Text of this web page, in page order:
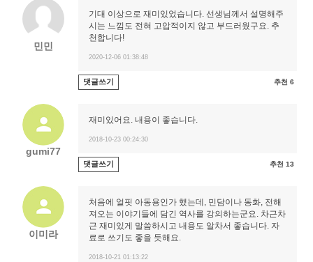
민민
기대 이상으로 재미있었습니다. 선생님께서 설명해주
시는 느낌도 전혀 고압적이지 않고 부드러웠구요. 추
천합니다!
2020-12-06 01:38:48
댓글쓰기 추천 6
gumi77
재미있어요. 내용이 좋습니다.
2018-10-23 00:24:30
댓글쓰기 추천 13
이미라
처음에 얼핏 아동용인가 했는데, 민담이나 동화, 전해
져오는 이야기들에 담긴 역사를 강의하는군요. 차근차
근 재미있게 말씀하시고 내용도 알차서 좋습니다. 자
료로 쓰기도 좋을 듯해요.
2018-10-21 01:13:22